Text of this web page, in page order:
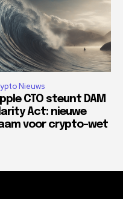
Nieuws
CTO steunt DAM
Act: nieuwe
voor crypto-wet